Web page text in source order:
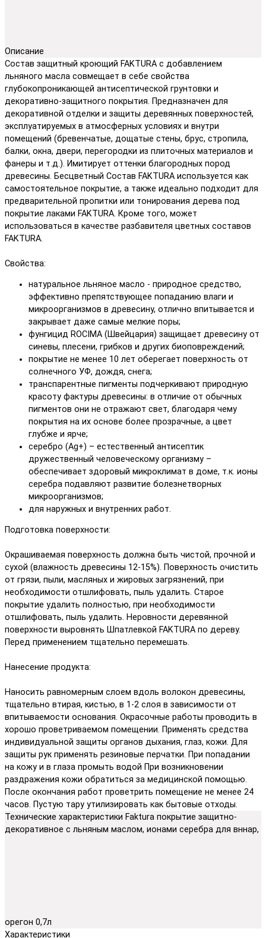
Описание
Состав защитный кроющий FAKTURA с добавлением
льняного масла совмещает в себе свойства
глубокопроникающей антисептической грунтовки и
декоративно-защитного покрытия. Предназначен для
декоративной отделки и защиты деревянных поверхностей,
эксплуатируемых в атмосферных условиях и внутри
помещений (бревенчатые, дощатые стены, брус, стропила,
балки, окна, двери, перегородки из плиточных материалов и
фанеры и т.д.). Имитирует оттенки благородных пород
древесины. Бесцветный Состав FAKTURA используется как
самостоятельное покрытие, а также идеально подходит для
предварительной пропитки или тонирования дерева под
покрытие лаками FAKTURA. Кроме того, может
использоваться в качестве разбавителя цветных составов
FAKTURA.
Свойства:
натуральное льняное масло - природное средство,
эффективно препятствующее попаданию влаги и
микроорганизмов в древесину, отлично впитывается и
закрывает даже самые мелкие поры;
фунгицид ROCIMA (Швейцария) защищает древесину от
синевы, плесени, грибков и других биоповреждений;
покрытие не менее 10 лет оберегает поверхность от
солнечного УФ, дождя, снега;
транспарентные пигменты подчеркивают природную
красоту фактуры древесины: в отличие от обычных
пигментов они не отражают свет, благодаря чему
покрытия на их основе более прозрачные, а цвет
глубже и ярче;
серебро (Ag+) – естественный антисептик
дружественный человеческому организму –
обеспечивает здоровый микроклимат в доме, т.к. ионы
серебра подавляют развитие болезнетворных
микроорганизмов;
для наружных и внутренних работ.
Подготовка поверхности:
Окрашиваемая поверхность должна быть чистой, прочной и
сухой (влажность древесины 12-15%). Поверхность очистить
от грязи, пыли, масляных и жировых загрязнений, при
необходимости отшлифовать, пыль удалить. Старое
покрытие удалить полностью, при необходимости
отшлифовать, пыль удалить. Неровности деревянной
поверхности выровнять Шпатлевкой FAKTURA по дереву.
Перед применением тщательно перемешать.
Нанесение продукта:
Наносить равномерным слоем вдоль волокон древесины,
тщательно втирая, кистью, в 1-2 слоя в зависимости от
впитываемости основания. Окрасочные работы проводить в
хорошо проветриваемом помещении. Применять средства
индивидуальной защиты органов дыхания, глаз, кожи. Для
защиты рук применять резиновые перчатки. При попадании
на кожу и в глаза промыть водой При возникновении
раздражения кожи обратиться за медицинской помощью.
После окончания работ проветрить помещение не менее 24
часов. Пустую тару утилизировать как бытовые отходы.
Технические характеристики Faktura покрытие защитно-
декоративное с льняным маслом, ионами серебрa для вннар,
орегон 0,7л
Характеристики